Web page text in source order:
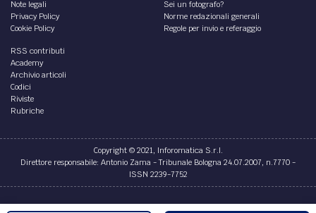
Note legali
Privacy Policy
Cookie Policy
Sei un fotografo?
Norme redazionali generali
Regole per invio e referaggio
RSS contributi
Academy
Archivio articoli
Codici
Riviste
Rubriche
Copyright © 2021, Inforomatica S.r.l.
Direttore responsabile: Antonio Zama - Tribunale Bologna 24.07.2007, n.7770 -
ISSN 2239-7752